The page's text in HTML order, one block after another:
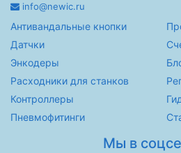
info@newic.ru
Антивандальные кнопки
Датчки
Энкодеры
Расходники для станков
Контроллеры
Пневмофитинги
Мы в